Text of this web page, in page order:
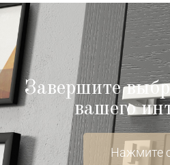
Завершите
вашего
Нажмите